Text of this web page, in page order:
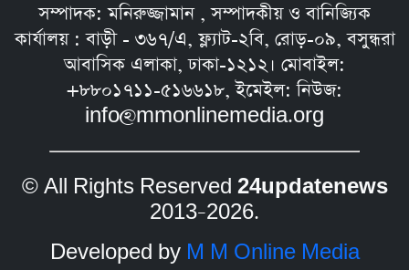
সম্পাদক: মনিরুজ্জামান , সম্পাদকীয় ও বানিজ্যিক
কার্যালয় : বাড়ী - ৩৬৭/এ, ফ্ল্যাট-২বি, রোড়-০৯, বসুন্ধরা
আবাসিক এলাকা, ঢাকা-১২১২। মোবাইল:
+৮৮০১৭১১-৫১৬৬১৮, ইমেইল: নিউজ:
info@mmonlinemedia.org
© All Rights Reserved 24updatenews
2013–2026.
Developed by M M Online Media